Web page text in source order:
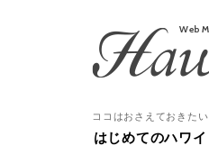
ココはおさえておきたい
はじめてのハワイ